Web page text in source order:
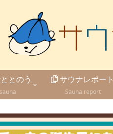
とのう
サウナレポート
Sauna report